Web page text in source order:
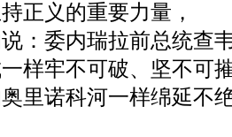
正义的重要力量，
：委内瑞拉前总统查
样牢不可破、坚不可
里诺科河一样绵延不